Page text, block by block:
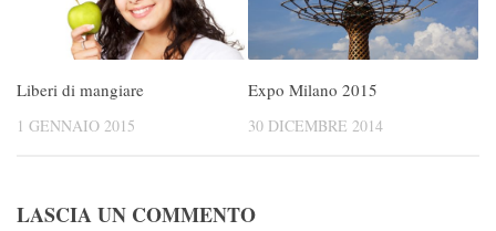
Liberi di mangiare
1 GENNAIO 2015
Expo Milano 2015
30 DICEMBRE 2014
LASCIA UN COMMENTO